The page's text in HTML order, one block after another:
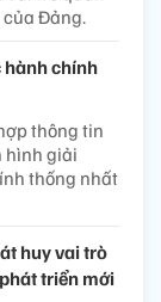
Đảng.
hành chính
thông tin
hình giải
thống nhất
huy vai trò
triển mới